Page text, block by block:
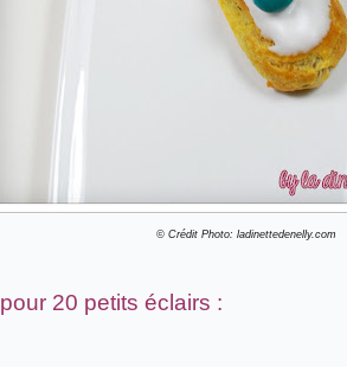
© Crédit Photo: ladinettedenelly.com
pour 20 petits éclairs :